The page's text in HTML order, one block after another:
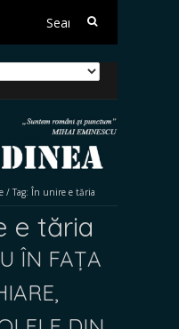
Search
/ Tag: În unire e tăria
e tăria
ÎN FAȚA